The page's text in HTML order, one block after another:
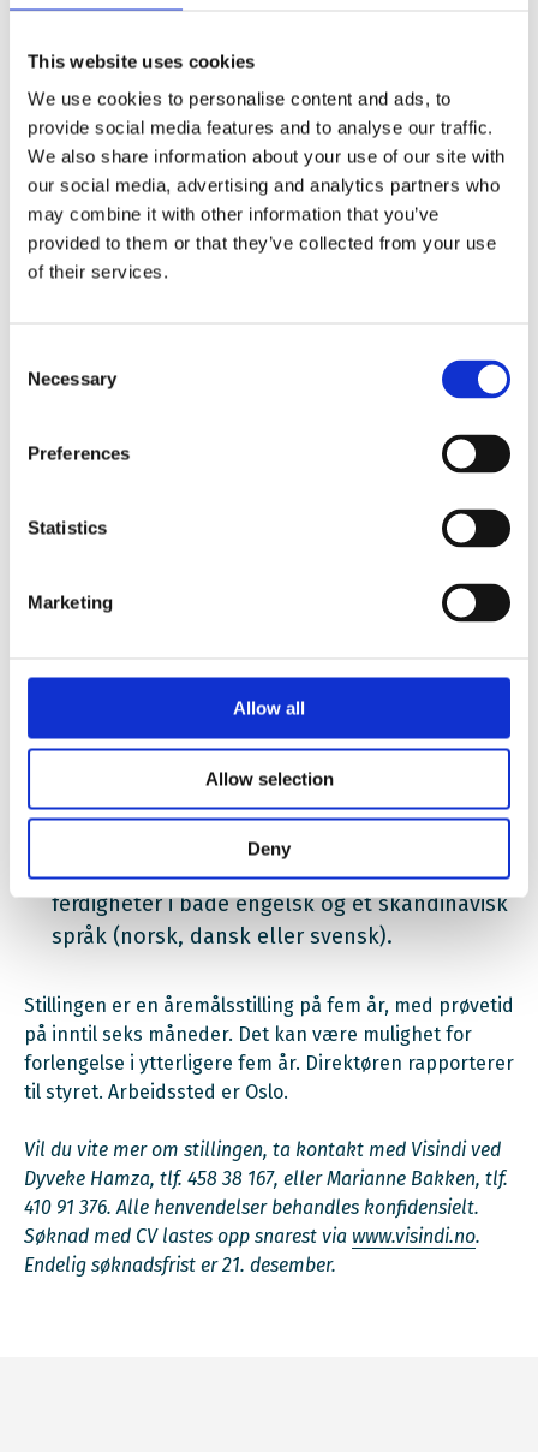
This website uses cookies
We use cookies to personalise content and ads, to
provide social media features and to analyse our traffic.
We also share information about your use of our site with
our social media, advertising and analytics partners who
may combine it with other information that you’ve
provided to them or that they’ve collected from your use
of their services.
Selection
Necessary
Preferences
Statistics
Marketing
Allow all
Allow selection
Deny
internasjonale medlemmer.
Vi ser etter deg som:
Er en verdidrevet og strategisk leder, med et
sterkt engasjement for å styrke og verne om
demokrati gjennom utdanning
Har erfaring med å lede og videreutvikle team
i organisasjoner som kombinerer faglig
utdanning, menneskerettigheter eller
sammenhengen mellom disse områdene
Har god innsikt i samspillet mellom politikk,
interessenthåndtering i norsk kontekst
Har forståelse for hvordan internasjonal og
nasjonal politikk påvirker
samarbeid og utdanningens rolle i dette
internasjonalt samarbeid eller ideell sektor
Har relevant høyere utdanning og svært gode
ferdigheter i både engelsk og et skandinavisk
språk (norsk, dansk eller svensk).
Stillingen er en åremålsstilling på fem år, med prøvetid
på inntil seks måneder. Det kan være mulighet for
forlengelse i ytterligere fem år. Direktøren rapporterer
til styret. Arbeidssted er Oslo.
Vil du vite mer om stillingen, ta kontakt med Visindi ved
Dyveke Hamza, tlf. 458 38 167, eller Marianne Bakken, tlf.
410 91 376. Alle henvendelser behandles konfidensielt.
Søknad med CV lastes opp snarest via www.visindi.no.
Endelig søknadsfrist er 21. desember.